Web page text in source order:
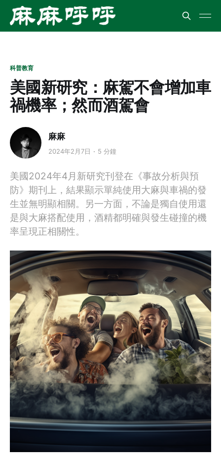
科普教育
美國新研究：麻駕不會增加車
禍機率；然而酒駕會
麻麻
2024年2月7日 5 分鐘
美國2024年4月新研究刊登在《事故分析與預
防》期刊上，結果顯示單純使用大麻與車禍的發
生並無明顯相關。另一方面，不論是獨自使用還
是與大麻搭配使用，酒精都明確與發生碰撞的機
率呈現正相關性。